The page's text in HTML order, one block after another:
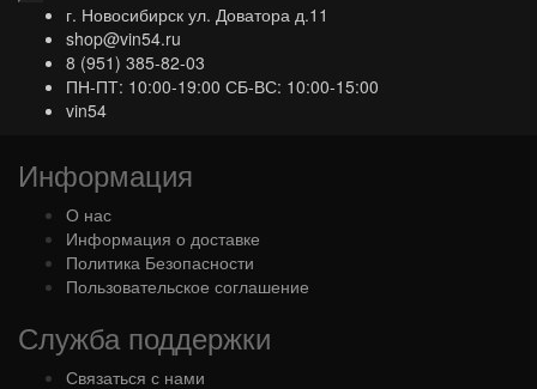
г. Новосибирск ул. Доватора д.11
shop@vin54.ru
8 (951) 385-82-03
ПН-ПТ: 10:00-19:00 СБ-ВС: 10:00-15:00
vin54
Информация
О нас
Информация о доставке
Политика Безопасности
Пользовательское соглашение
Служба поддержки
Связаться с нами